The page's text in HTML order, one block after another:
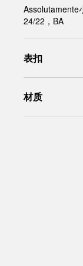
Assolutamente
24/22，BA
表扣
材质